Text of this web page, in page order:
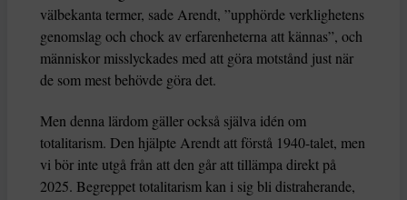
välbekanta termer, sade Arendt, ”upphörde verklighetens
genomslag och chock av erfarenheterna att kännas”, och
människor misslyckades med att göra motstånd just när
de som mest behövde göra det.
Men denna lärdom gäller också själva idén om
totalitarism. Den hjälpte Arendt att förstå 1940-talet, men
vi bör inte utgå från att den går att tillämpa direkt på
2025. Begreppet totalitarism kan i sig bli distraherande,